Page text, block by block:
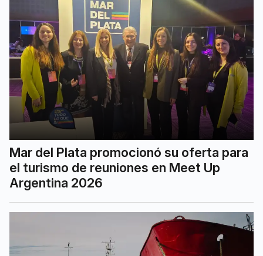
Mar del Plata promocionó su oferta para
el turismo de reuniones en Meet Up
Argentina 2026